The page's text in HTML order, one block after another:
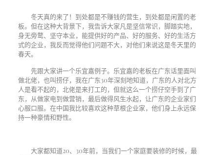
冬天真的来了！到处都是不赚钱的营生，到处都是闲置的老
板。但在这种大背景下，我告诉大家凡是坚信常识，脚踏实地，
身无旁鹜、坚守本业，能提供好的产品、好的服务、好的生活方
式的企业，我反而觉得他们问题不大，对他们来说这是冬天里的
春天。
先跟大家讲一个乐宜嘉例子。乐宜嘉的老板在广东话里面叫
做北佬，也叫捞仔，我在广东30年深刻地知道，广东的人对北方
人是看不起的，北佬是来打工的，但就这么一个捞仔空手到了广
东，从做家电到做营销，最后做得风生水起，让广东的企业家们
心服口服。在中国我比较喜欢这种草根企业家，他们身上永远保
持一种豪情和野性。
大家都知道20、 30年前，当我们一个家庭要装修的时候，最